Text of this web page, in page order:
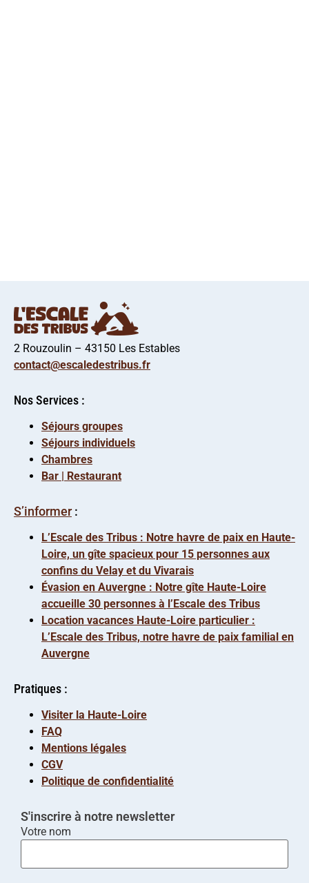
2 Rouzoulin – 43150 Les Estables
contact@escaledestribus.fr
Nos Services :
Séjours groupes
Séjours individuels
Chambres
Bar | Restaurant
S’informer:
L’Escale des Tribus : Notre havre de paix en Haute-
Loire, un gîte spacieux pour 15 personnes aux
confins du Velay et du Vivarais
Évasion en Auvergne : Notre gîte Haute-Loire
accueille 30 personnes à l’Escale des Tribus
Location vacances Haute-Loire particulier :
L’Escale des Tribus, notre havre de paix familial en
Auvergne
Pratiques :
Visiter la Haute-Loire
FAQ
Mentions légales
CGV
Politique de confidentialité
S'inscrire à notre newsletter
Votre nom